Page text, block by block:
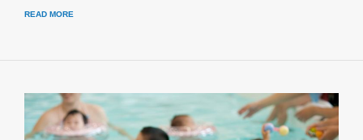
READ MORE